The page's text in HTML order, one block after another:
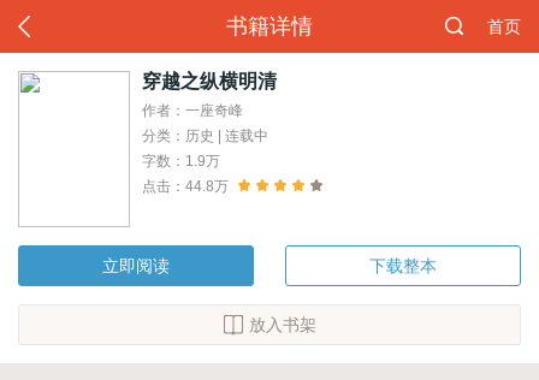
书籍详情 首页
穿越之纵横明清
作者：一座奇峰
分类：历史 | 连载中
字数：1.9万
点击：44.8万
立即阅读 下载整本
放入书架